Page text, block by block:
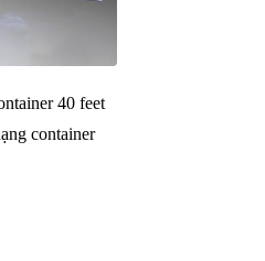
40 feet
container